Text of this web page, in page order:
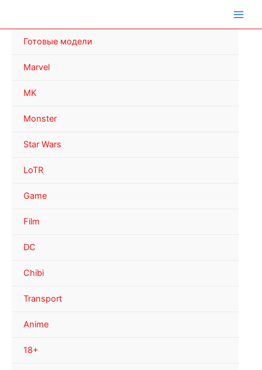
Готовые модели
Marvel
MK
Monster
Star Wars
LoTR
Game
Film
DC
Chibi
Transport
Anime
18+